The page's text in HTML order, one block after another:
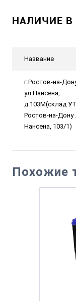
НАЛИЧИЕ
Название
г.Ростов-на-
ул.Нансена,
д.103М(склад
Ростов-на-Дону
Нансена, 103/1)
Похожие